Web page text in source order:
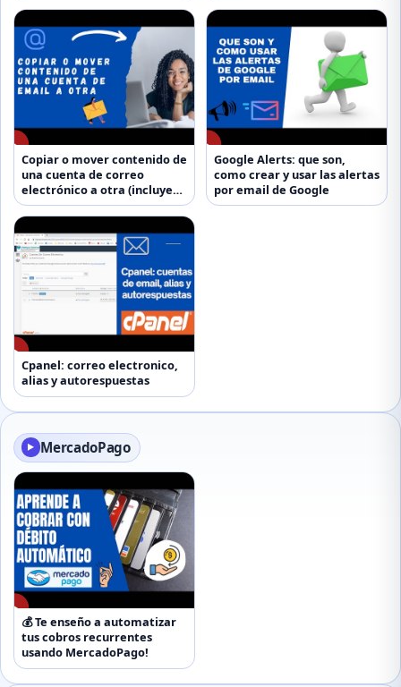
▶
Copiar o mover contenido de
una cuenta de correo
electrónico a otra (incluye
Gmail)
▶
Google Alerts: que son,
como crear y usar las alertas
por email de Google
▶
Cpanel: correo electronico,
alias y autorespuestas
▶ MercadoPago
▶
💰 Te enseño a automatizar
tus cobros recurrentes
usando MercadoPago!